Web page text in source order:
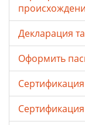
Декларация
Оформить